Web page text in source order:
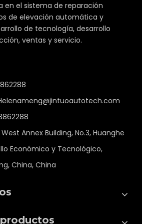
en el sistema de reparación
de elevación automática y
de tecnología, desarrollo
ventas y servicio.
West Annex Building, No.3, Huanghe
Económico y Tecnológico,
China, China